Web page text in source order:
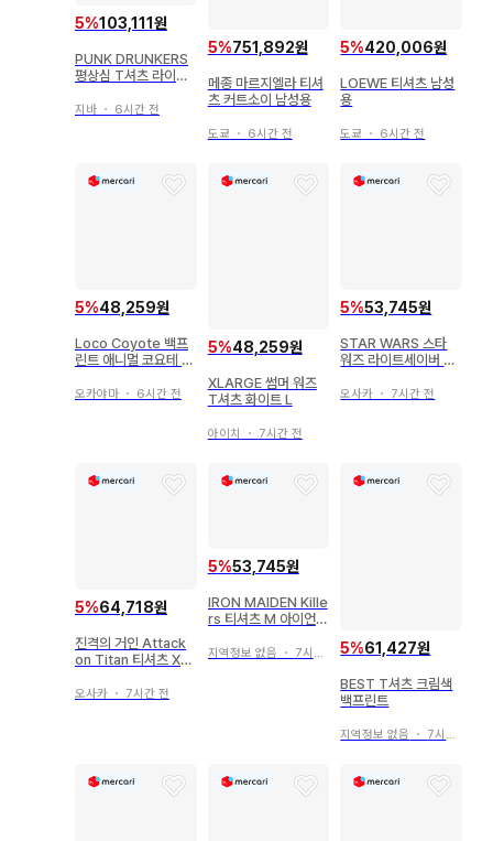
5%103,111원
PUNK DRUNKERS
평상심 T셔츠 라이트
지바 ・ 6시간 전
5%751,892원
메종 마르지엘라 티셔
츠 커트소이 남성용
도쿄 ・ 6시간 전
5%420,006원
LOEWE 티셔츠 남성
용
도쿄 ・ 6시간 전
5%48,259원
Loco Coyote 백프
린트 애니멀 코요테 티
오카야마 ・ 6시간 전
5%48,259원
XLARGE 썸머 워즈
T셔츠 화이트 L
아이치 ・ 7시간 전
5%53,745원
STAR WARS 스타
워즈 라이트세이버 프
오사카 ・ 7시간 전
5%64,718원
진격의 거인 Attack
on Titan 티셔츠 XL
렌
오사카 ・ 7시간 전
5%53,745원
IRON MAIDEN Kille
rs 티셔츠 M 아이언
지역정보 없음 ・ 7시간 전 5%61,427원
BEST T셔츠 크림색
백프린트
지역정보 없음 ・ 7시간 전